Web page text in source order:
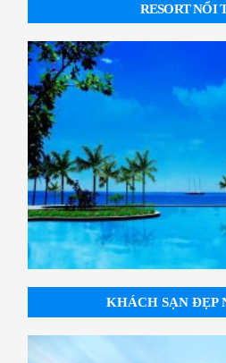
RESORT NỔI
KHÁCH SẠN ĐẸP